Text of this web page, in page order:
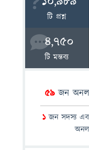
টি প্রশ্ন
4,750
টি মন্তব্য
59জন
1 জন সদস্য